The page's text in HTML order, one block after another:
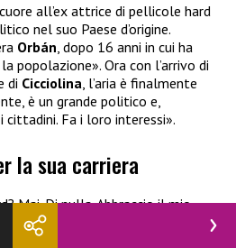
all’ex attrice di pellicole hard
nel suo Paese d’origine.
Orbán , dopo 16 anni in cui ha
popolazione». Ora con l’arrivo di
di Cicciolina , l’aria è finalmente
è un grande politico e,
Fa i loro interessi».
la sua carriera
Mai. Di nulla. Abbraccio il mio
ha raccontato
«Gli abusi sui set del